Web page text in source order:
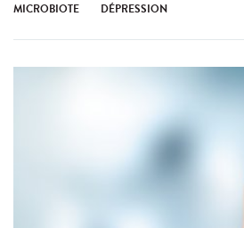
MICROBIOTE DÉPRESSION